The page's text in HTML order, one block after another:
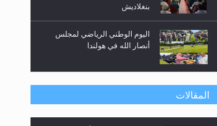
بنغلاديش
اليوم الوطني الرياضي لمجلس
أنصار الله في هولندا
إتمام حفظ القرآن الكريم لثلاثة
المقالات